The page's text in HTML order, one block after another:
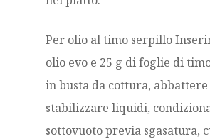
Per olio al timo serpillo
olio evo e 25 g di foglie di
in busta da cottura,
stabilizzare liquidi,
sottovuoto previa sgasatura,